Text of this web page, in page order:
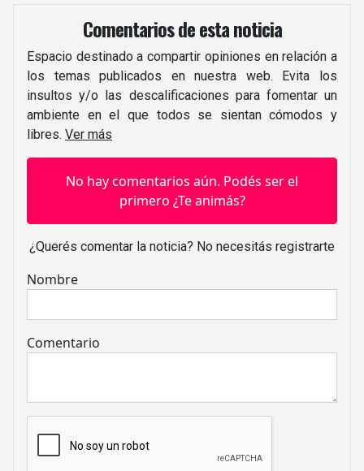
Comentarios de esta noticia
Espacio destinado a compartir opiniones en relación a
los temas publicados en nuestra web. Evita los
insultos y/o las descalificaciones para fomentar un
ambiente en el que todos se sientan cómodos y
libres. Ver más
No hay comentarios aún. Podés ser el
primero ¿Te animás?
¿Querés comentar la noticia? No necesitás registrarte
Nombre
Comentario